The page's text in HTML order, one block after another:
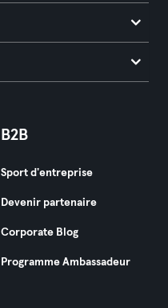
B2B
Sport d'entreprise
Devenir partenaire
Corporate Blog
Programme Ambassadeur